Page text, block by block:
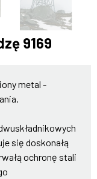
9169
metal -
się doskonałą
ochronę stali